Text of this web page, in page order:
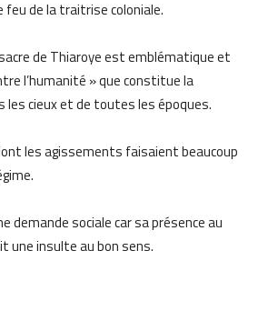
feu de la traitrise coloniale.
de Thiaroye est emblématique et
l’humanité » que constitue la
les cieux et de toutes les époques.
les agissements faisaient beaucoup
demande sociale car sa présence au
une insulte au bon sens.